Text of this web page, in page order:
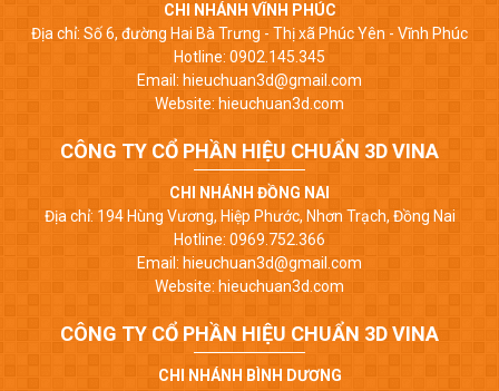
CHI NHÁNH VĨNH PHÚC
Địa chỉ: Số 6, đường Hai Bà Trưng - Thị xã Phúc Yên - Vĩnh Phúc
Hotline: 0902.145.345
Email: hieuchuan3d@gmail.com
Website: hieuchuan3d.com
CÔNG TY CỔ PHẦN HIỆU CHUẨN 3D VINA
CHI NHÁNH ĐỒNG NAI
Địa chỉ: 194 Hùng Vương, Hiệp Phước, Nhơn Trạch, Đồng Nai
Hotline: 0969.752.366
Email: hieuchuan3d@gmail.com
Website: hieuchuan3d.com
CÔNG TY CỔ PHẦN HIỆU CHUẨN 3D VINA
CHI NHÁNH BÌNH DƯƠNG